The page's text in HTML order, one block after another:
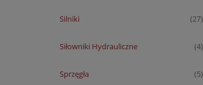
Silniki (27)
Siłowniki Hydrauliczne (4)
Sprzęgła (5)